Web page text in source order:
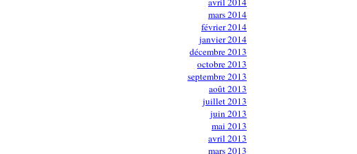
mars 2014
février 2014
janvier 2014
décembre 2013
octobre 2013
septembre 2013
août 2013
juillet 2013
juin 2013
mai 2013
avril 2013
mars 2013